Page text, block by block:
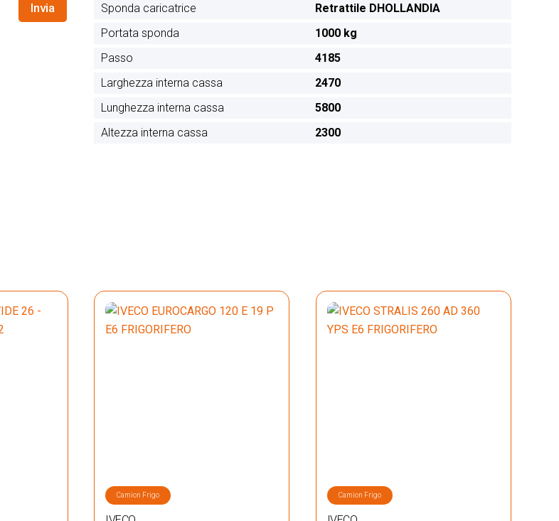
Invia
Sponda caricatrice
Retrattile DHOLLANDIA
Portata sponda
1000 kg
Passo
4185
Larghezza interna cassa
2470
Lunghezza interna cassa
5800
Altezza interna cassa
2300
Camion Frigo Camion Frigo